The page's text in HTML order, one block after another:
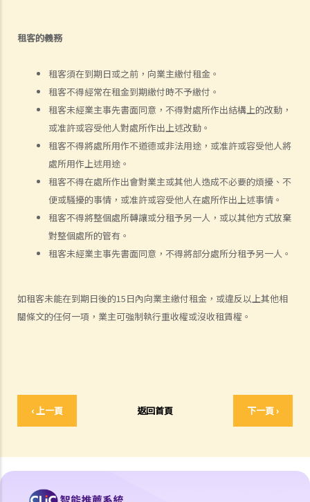
租客的義務
租客須在到期日或之前，向業主繳付租金。
租客不得經常在租金到期繳付時不予繳付。
租客未經業主事先書面同意，不得對處所作出結構上的改動，
或准許或容受他人對處所作出上述改動。
租客不得將處所用作不道德或非法用途，或准許或容受他人將
處所用作上述用途。
租客不得在處所作出會對業主或其他人造成不必要的煩擾、不
便或騷擾的事情，或准許或容受他人在處所作出上述事情。
租客不得將整個處所轉讓或分租予另一人，或以其他方式放棄
對整個處所的管有。
租客未經業主事先書面同意，不得將部分處所分租予另一人。
如租客未能在到期日後的15日內向業主繳付租金，或違反以上其他相
關條文的任何一項，業主可強制執行重收權或沒收租賃權。
‹ 上一頁 返回首頁 下一頁 ›
b) 免租期
c) 分攤租金
1. 租約訂明須在每月1日預繳租金。租期即將在1月15日終止。租客須在
1月1日繳交整個月的租金嗎？如要的話，業主要在之後要向租客退回1
月16日至31日期間的租金嗎？
d) 繳付租金
1. 如果業主沒有履行其維修責任， 租客可否扣起一部份租金？
2. 水龍頭損壞了。業主有責任作維修，但拒絕這樣做。我花了 $500 更
換新的水龍頭。我可否少交 $500 租金？
e) 暫緩租金
差餉、管理費及其他費用
追討欠租及收樓
金。 他/她可以這樣做嗎？這是在追討欠租/沒收租賃權的案件中有效的
辯護理由嗎？